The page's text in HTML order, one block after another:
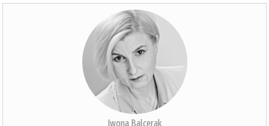
Iwona Balcerak